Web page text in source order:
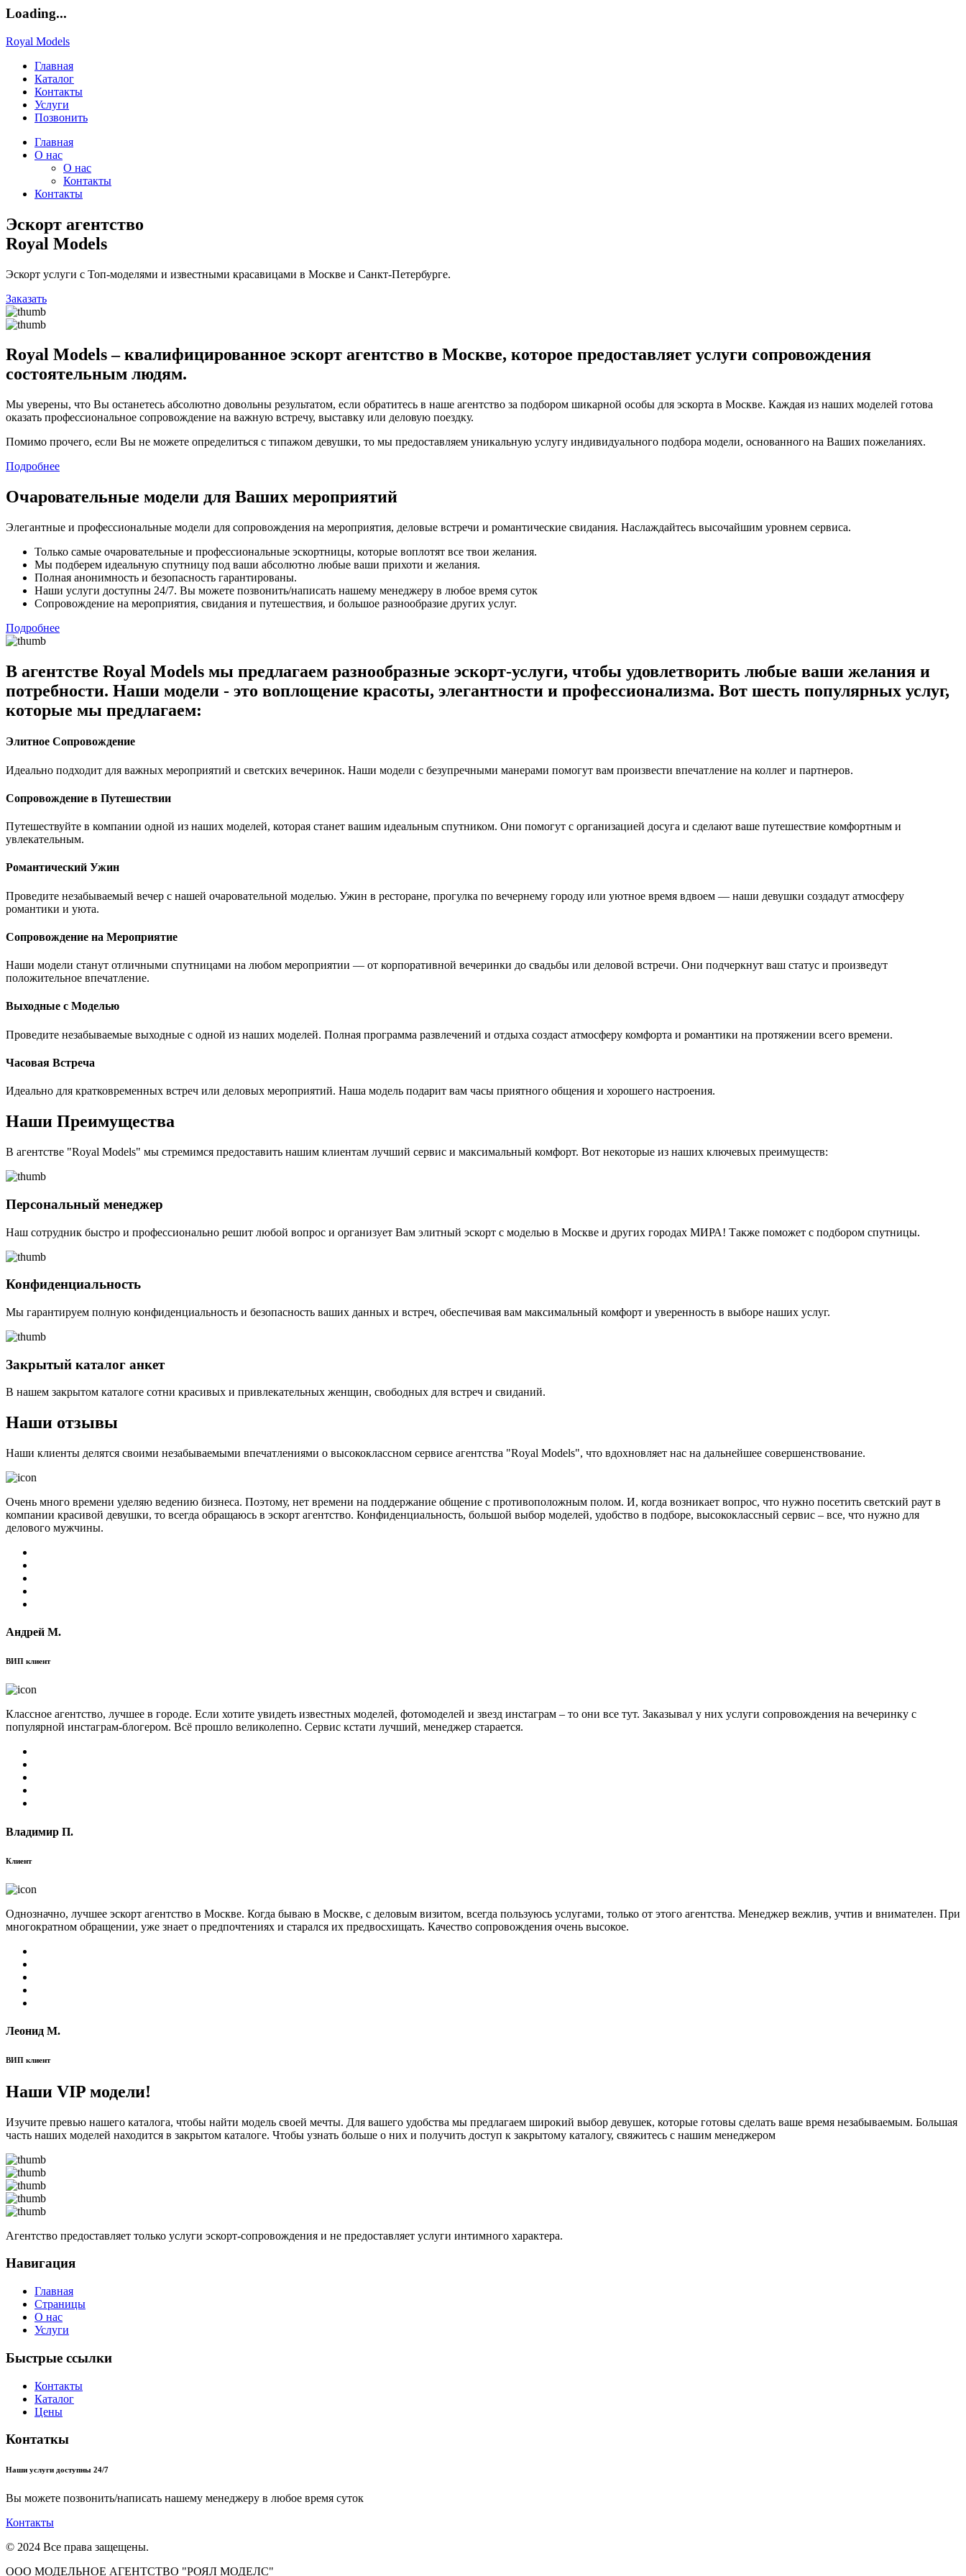
Loading...
Royal Models
Главная
Каталог
Контакты
Услуги
Позвонить
Главная
О нас
О нас
Контакты
Контакты
Эскорт агентство
Royal Models
Эскорт услуги с Топ-моделями и известными красавицами в Москве и Санкт-Петербурге.
Заказать
Royal Models – квалифицированное эскорт агентство в Москве, которое предоставляет услуги сопровождения
состоятельным людям.
Мы уверены, что Вы останетесь абсолютно довольны результатом, если обратитесь в наше агентство за подбором шикарной особы для эскорта в Москве. Каждая из наших моделей готова
оказать профессиональное сопровождение на важную встречу, выставку или деловую поездку.
Помимо прочего, если Вы не можете определиться с типажом девушки, то мы предоставляем уникальную услугу индивидуального подбора модели, основанного на Ваших пожеланиях.
Подробнее
Очаровательные модели для Ваших мероприятий
Элегантные и профессиональные модели для сопровождения на мероприятия, деловые встречи и романтические свидания. Наслаждайтесь высочайшим уровнем сервиса.
Только самые очаровательные и профессиональные эскортницы, которые воплотят все твои желания.
Мы подберем идеальную спутницу под ваши абсолютно любые ваши прихоти и желания.
Полная анонимность и безопасность гарантированы.
Наши услуги доступны 24/7. Вы можете позвонить/написать нашему менеджеру в любое время суток
Сопровождение на мероприятия, свидания и путешествия, и большое разнообразие других услуг.
Подробнее
В агентстве Royal Models мы предлагаем разнообразные эскорт-услуги, чтобы удовлетворить любые ваши желания и
потребности. Наши модели - это воплощение красоты, элегантности и профессионализма. Вот шесть популярных услуг,
которые мы предлагаем:
Элитное Сопровождение
Идеально подходит для важных мероприятий и светских вечеринок. Наши модели с безупречными манерами помогут вам произвести впечатление на коллег и партнеров.
Сопровождение в Путешествии
Путешествуйте в компании одной из наших моделей, которая станет вашим идеальным спутником. Они помогут с организацией досуга и сделают ваше путешествие комфортным и
увлекательным.
Романтический Ужин
Проведите незабываемый вечер с нашей очаровательной моделью. Ужин в ресторане, прогулка по вечернему городу или уютное время вдвоем — наши девушки создадут атмосферу
романтики и уюта.
Сопровождение на Мероприятие
Наши модели станут отличными спутницами на любом мероприятии — от корпоративной вечеринки до свадьбы или деловой встречи. Они подчеркнут ваш статус и произведут
положительное впечатление.
Выходные с Моделью
Проведите незабываемые выходные с одной из наших моделей. Полная программа развлечений и отдыха создаст атмосферу комфорта и романтики на протяжении всего времени.
Часовая Встреча
Идеально для кратковременных встреч или деловых мероприятий. Наша модель подарит вам часы приятного общения и хорошего настроения.
Наши Преимущества
В агентстве "Royal Models" мы стремимся предоставить нашим клиентам лучший сервис и максимальный комфорт. Вот некоторые из наших ключевых преимуществ:
Персональный менеджер
Наш сотрудник быстро и профессионально решит любой вопрос и организует Вам элитный эскорт с моделью в Москве и других городах МИРА! Также поможет с подбором спутницы.
Конфиденциальность
Мы гарантируем полную конфиденциальность и безопасность ваших данных и встреч, обеспечивая вам максимальный комфорт и уверенность в выборе наших услуг.
Закрытый каталог анкет
В нашем закрытом каталоге сотни красивых и привлекательных женщин, свободных для встреч и свиданий.
Наши отзывы
Наши клиенты делятся своими незабываемыми впечатлениями о высококлассном сервисе агентства "Royal Models", что вдохновляет нас на дальнейшее совершенствование.
Очень много времени уделяю ведению бизнеса. Поэтому, нет времени на поддержание общение с противоположным полом. И, когда возникает вопрос, что нужно посетить светский раут в
компании красивой девушки, то всегда обращаюсь в эскорт агентство. Конфиденциальность, большой выбор моделей, удобство в подборе, высококлассный сервис – все, что нужно для
делового мужчины.
Андрей М.
ВИП клиент
Классное агентство, лучшее в городе. Если хотите увидеть известных моделей, фотомоделей и звезд инстаграм – то они все тут. Заказывал у них услуги сопровождения на вечеринку с
популярной инстаграм-блогером. Всё прошло великолепно. Сервис кстати лучший, менеджер старается.
Владимир П.
Клиент
Однозначно, лучшее эскорт агентство в Москве. Когда бываю в Москве, с деловым визитом, всегда пользуюсь услугами, только от этого агентства. Менеджер вежлив, учтив и внимателен. При
многократном обращении, уже знает о предпочтениях и старался их предвосхищать. Качество сопровождения очень высокое.
Леонид М.
ВИП клиент
Наши VIP модели!
Изучите превью нашего каталога, чтобы найти модель своей мечты. Для вашего удобства мы предлагаем широкий выбор девушек, которые готовы сделать ваше время незабываемым. Большая
часть наших моделей находится в закрытом каталоге. Чтобы узнать больше о них и получить доступ к закрытому каталогу, свяжитесь с нашим менеджером
Агентство предоставляет только услуги эскорт-сопровождения и не предоставляет услуги интимного характера.
Навигация
Главная
Страницы
О нас
Услуги
Быстрые ссылки
Контакты
Каталог
Цены
Контаткы
Наши услуги доступны 24/7
Вы можете позвонить/написать нашему менеджеру в любое время суток
Контакты
© 2024 Все права защещены.
ООО МОДЕЛЬНОЕ АГЕНТСТВО "РОЯЛ МОДЕЛС"